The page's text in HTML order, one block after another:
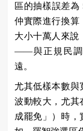
區的抽樣誤差為
仲實際進行換算
大小十萬人來說
——與正規民調
遠。
尤其低樣本數與
波動較大，尤其
成罷免」）時，